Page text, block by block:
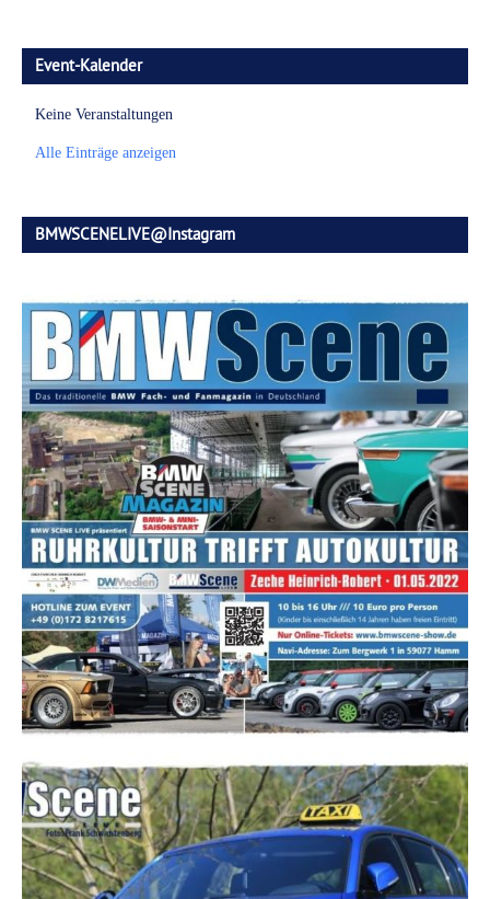
Event-Kalender
Keine Veranstaltungen
Alle Einträge anzeigen
BMWSCENELIVE@Instagram